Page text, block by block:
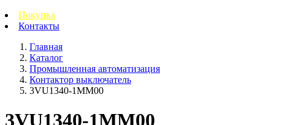
Покупка
Контакты
Главная
Каталог
Промышленная автоматизация
Контактор выключатель
3VU1340-1MM00
3VU1340-1MM00